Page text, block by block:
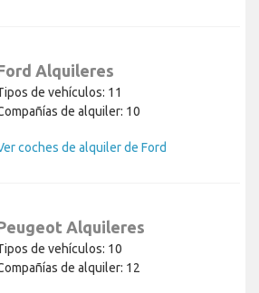
Alquileres
de vehículos: 11
de alquiler: 10
coches de alquiler de Ford
Alquileres
de vehículos: 10
de alquiler: 12